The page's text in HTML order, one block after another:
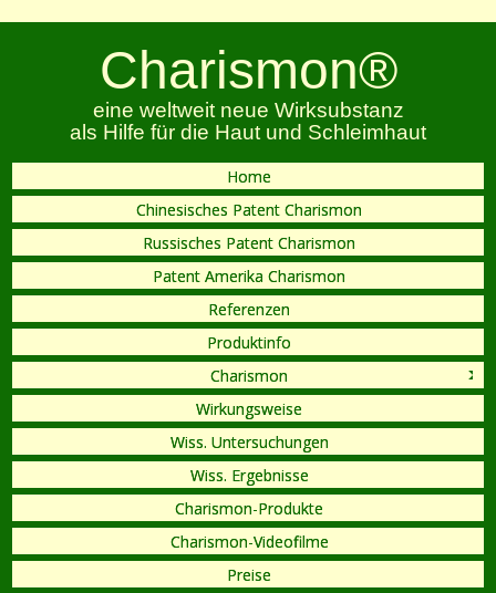
Charismon®
eine weltweit neue Wirksubstanz
als Hilfe für die Haut und Schleimhaut
Home
Chinesisches Patent Charismon
Russisches Patent Charismon
Patent Amerika Charismon
Referenzen
Produktinfo
Charismon
Wirkungsweise
Wiss. Untersuchungen
Wiss. Ergebnisse
Charismon-Produkte
Charismon-Videofilme
Preise